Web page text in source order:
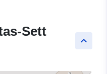
keyboard_arrow_up
Sett